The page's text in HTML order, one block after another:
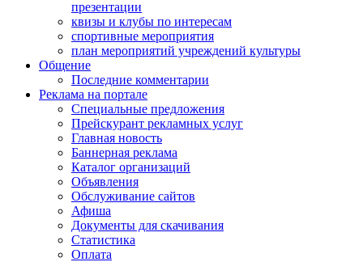
презентации
квизы и клубы по интересам
спортивные мероприятия
план мероприятий учреждений культуры
Общение
Последние комментарии
Реклама на портале
Специальные предложения
Прейскурант рекламных услуг
Главная новость
Баннерная реклама
Каталог организаций
Объявления
Обслуживание сайтов
Афиша
Документы для скачивания
Статистика
Оплата